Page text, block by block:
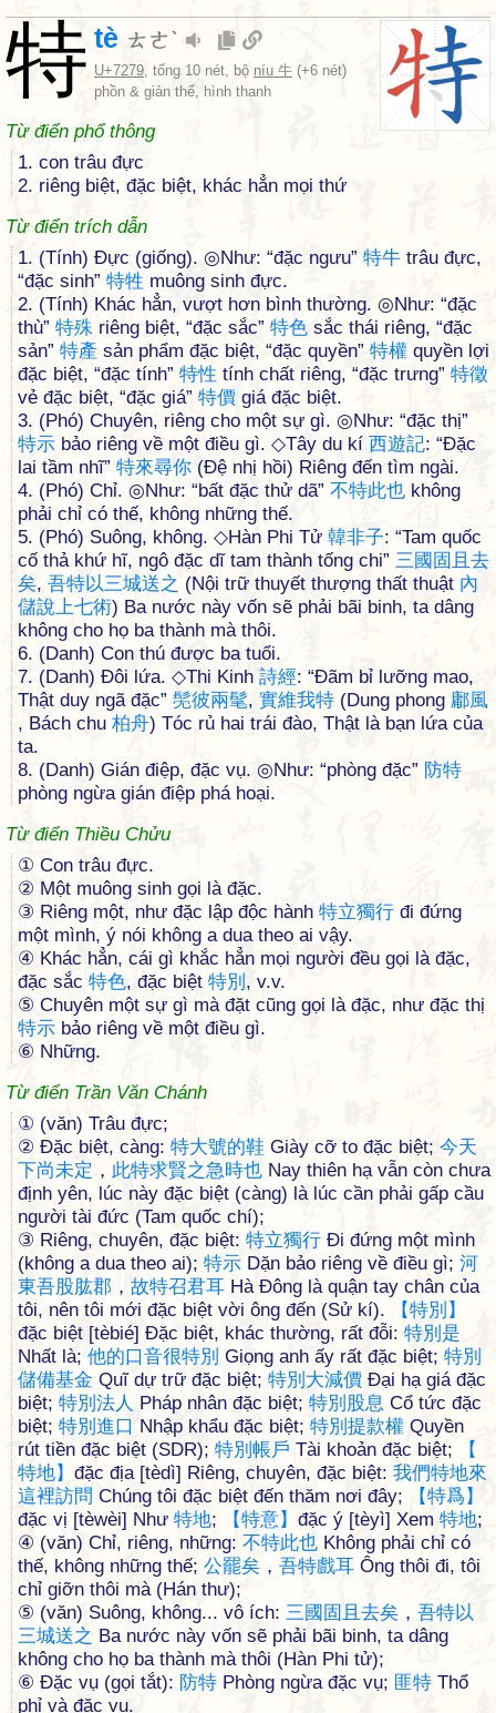
特 tè ㄊㄜˋ
U+7279, tổng 10 nét, bộ níu 牛 (+6 nét)
phồn & giản thể, hình thanh
Từ điển phổ thông
1. con trâu đực
2. riêng biệt, đặc biệt, khác hẳn mọi thứ
Từ điển trích dẫn
1. (Tính) Đực (giống). ◎Như: “đặc ngưu” 特牛 trâu đực,
“đặc sinh” 特牲 muông sinh đực.
2. (Tính) Khác hẳn, vượt hơn bình thường. ◎Như: “đặc
thù” 特殊 riêng biệt, “đặc sắc” 特色 sắc thái riêng, “đặc
sản” 特產 sản phẩm đặc biệt, “đặc quyền” 特權 quyền lợi
đặc biệt, “đặc tính” 特性 tính chất riêng, “đặc trưng” 特徵
vẻ đặc biệt, “đặc giá” 特價 giá đặc biệt.
3. (Phó) Chuyên, riêng cho một sự gì. ◎Như: “đặc thị”
特示 bảo riêng về một điều gì. ◇Tây du kí 西遊記: “Đặc
lai tầm nhĩ” 特來尋你 (Đệ nhị hồi) Riêng đến tìm ngài.
4. (Phó) Chỉ. ◎Như: “bất đặc thử dã” 不特此也 không
phải chỉ có thế, không những thế.
5. (Phó) Suông, không. ◇Hàn Phi Tử 韓非子: “Tam quốc
cố thả khứ hĩ, ngô đặc dĩ tam thành tống chi” 三國 固 且 去
矣, 吾特以三城送之 (Nội trữ thuyết thượng thất thuật 內
儲說上七術) Ba nước này vốn sẽ phải bãi binh, ta dâng
không cho họ ba thành mà thôi.
6. (Danh) Con thú được ba tuổi.
7. (Danh) Đôi lứa. ◇Thi Kinh 詩經: “Đãm bỉ lưỡng mao,
Thật duy ngã đặc” 髧彼兩髦, 實維我特 (Dung phong 鄘風
, Bách chu 柏舟) Tóc rủ hai trái đào, Thật là bạn lứa của
ta.
8. (Danh) Gián điệp, đặc vụ. ◎Như: “phòng đặc” 防特
phòng ngừa gián điệp phá hoại.
Từ điển Thiều Chửu
① Con trâu đực.
② Một muông sinh gọi là đặc.
③ Riêng một, như đặc lập độc hành 特立獨行 đi đứng
một mình, ý nói không a dua theo ai vậy.
④ Khác hẳn, cái gì khắc hẳn mọi người đều gọi là đặc,
đặc sắc 特色, đặc biệt 特別 , v.v.
⑤ Chuyên một sự gì mà đặt cũng gọi là đặc, như đặc thị
特示 bảo riêng về một điều gì.
⑥ Những.
Từ điển Trần Văn Chánh
① (văn) Trâu đực;
② Đặc biệt, càng: 特大號的鞋 Giày cỡ to đặc biệt; 今天
下尚未定 ， 此特求賢之急時也 Nay thiên hạ vẫn còn chưa
định yên, lúc này đặc biệt (càng) là lúc cần phải gấp cầu
người tài đức (Tam quốc chí);
③ Riêng, chuyên, đặc biệt: 特立獨行 Đi đứng một mình
(không a dua theo ai); 特示 Dặn bảo riêng về điều gì; 河
東吾股肱郡 ， 故特召君耳 Hà Đông là quận tay chân của
tôi, nên tôi mới đặc biệt vời ông đến (Sử kí).
【特別 】
đặc biệt [tèbié] Đặc biệt, khác thường, rất đỗi: 特別 是
Nhất là; 他的口音很特別 Giọng anh ấy rất đặc biệt; 特別
儲備基金 Quĩ dự trữ đặc biệt; 特別 大減價 Đại hạ giá đặc
biệt; 特別 法人 Pháp nhân đặc biệt; 特別 股息 Cổ tức đặc
biệt; 特別 進口 Nhập khẩu đặc biệt; 特別 提款權 Quyền
rút tiền đặc biệt (SDR); 特別 帳戶 Tài khoản đặc biệt;
【
特地】 đặc địa [tèdì] Riêng, chuyên, đặc biệt: 我們特地來
這裡訪問 Chúng tôi đặc biệt đến thăm nơi đây; 【特爲 】
đặc vị [tèwèi] Như 特地; 【特意】 đặc ý [tèyì] Xem 特地;
④ (văn) Chỉ, riêng, những: 不特此也 Không phải chỉ có
thế, không những thế; 公罷矣 ， 吾特戲耳 Ông thôi đi, tôi
chỉ giỡn thôi mà (Hán thư);
⑤ (văn) Suông, không... vô ích: 三國 固 且 去矣 ， 吾特以
三城送之 Ba nước này vốn sẽ phải bãi binh, ta dâng
không cho họ ba thành mà thôi (Hàn Phi tử);
⑥ Đặc vụ (gọi tắt): 防特 Phòng ngừa đặc vụ; 匪特 Thổ
phỉ và đặc vụ.